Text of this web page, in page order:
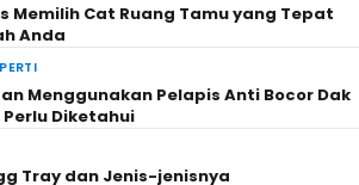
Memilih Cat Ruang Tamu yang Tepat
Anda
Menggunakan Pelapis Anti Bocor Dak
Diketahui
Tray dan Jenis-jenisnya